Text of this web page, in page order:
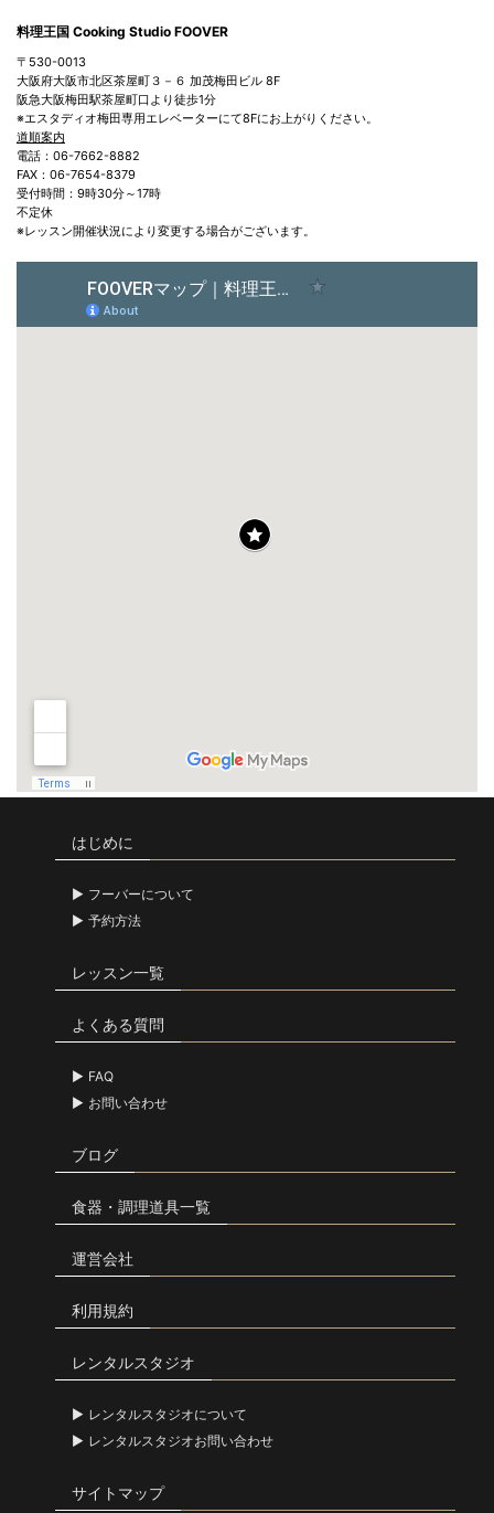
料理王国 Cooking Studio FOOVER
〒530-0013
大阪府大阪市北区茶屋町３－６ 加茂梅田ビル 8F
阪急大阪梅田駅茶屋町口より徒歩1分
※エスタディオ梅田専用エレベーターにて8Fにお上がりください。
道順案内
電話：06-7662-8882
FAX：06-7654-8379
受付時間：9時30分～17時
不定休
※レッスン開催状況により変更する場合がございます。
はじめに
フーバーについて
予約方法
レッスン一覧
よくある質問
FAQ
お問い合わせ
ブログ
食器・調理道具一覧
運営会社
利用規約
レンタルスタジオ
レンタルスタジオについて
レンタルスタジオお問い合わせ
サイトマップ